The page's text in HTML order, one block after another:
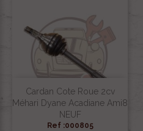
Cardan Cote Roue 2cv
Méhari Dyane Acadiane Ami8
NEUF
Ref :000805